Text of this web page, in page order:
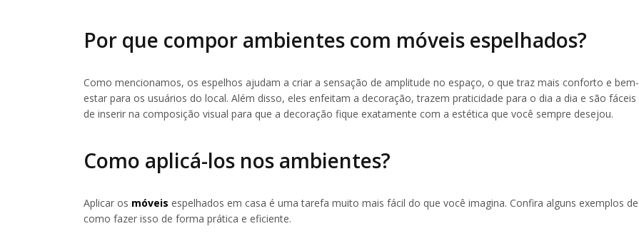
Por que compor ambientes com móveis espelhados?
Como mencionamos, os espelhos ajudam a criar a sensação de amplitude no espaço, o que traz mais conforto e bem-
estar para os usuários do local. Além disso, eles enfeitam a decoração, trazem praticidade para o dia a dia e são fáceis
de inserir na composição visual para que a decoração fique exatamente com a estética que você sempre desejou.
Como aplicá-los nos ambientes?
Aplicar os móveis espelhados em casa é uma tarefa muito mais fácil do que você imagina. Confira alguns exemplos de
como fazer isso de forma prática e eficiente.